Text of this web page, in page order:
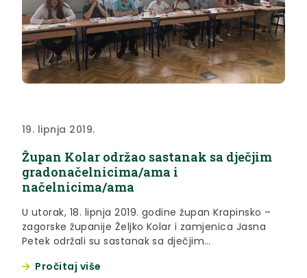
19. lipnja 2019.
Župan Kolar održao sastanak sa dječjim
gradonačelnicima/ama i
načelnicima/ama
U utorak, 18. lipnja 2019. godine župan Krapinsko –
zagorske županije Željko Kolar i zamjenica Jasna
Petek održali su sastanak sa dječjim
Pročitaj više